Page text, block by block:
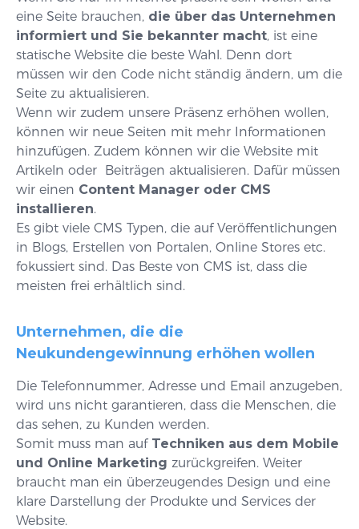
eine Seite brauchen, die über das Unternehmen
informiert und Sie bekannter macht, ist eine
statische Website die beste Wahl. Denn dort
müssen wir den Code nicht ständig ändern, um die
Seite zu aktualisieren.
Wenn wir zudem unsere Präsenz erhöhen wollen,
können wir neue Seiten mit mehr Informationen
hinzufügen. Zudem können wir die Website mit
Artikeln oder Beiträgen aktualisieren. Dafür müssen
wir einen Content Manager oder CMS
installieren.
Es gibt viele CMS Typen, die auf Veröffentlichungen
in Blogs, Erstellen von Portalen, Online Stores etc.
fokussiert sind. Das Beste von CMS ist, dass die
meisten frei erhältlich sind.
Unternehmen, die die
Neukundengewinnung erhöhen wollen
Die Telefonnummer, Adresse und Email anzugeben,
wird uns nicht garantieren, dass die Menschen, die
das sehen, zu Kunden werden.
Somit muss man auf Techniken aus dem Mobile
und Online Marketing zurückgreifen. Weiter
braucht man ein überzeugendes Design und eine
klare Darstellung der Produkte und Services der
Website.